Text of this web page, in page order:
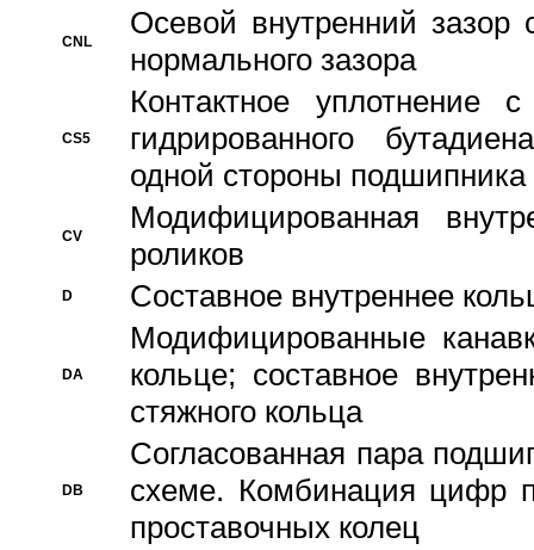
CNL
Осевой внутренний зазор
нормального зазора
CS5
Контактное уплотнение
гидрированного
одной стороны подшипника
CV
Модифицированная
роликов
D Составное внутреннее
DA
Модифицированные
кольце; составное
стяжного кольца
DB
Согласованная пара
схеме. Комбинация цифр
проставочных колец